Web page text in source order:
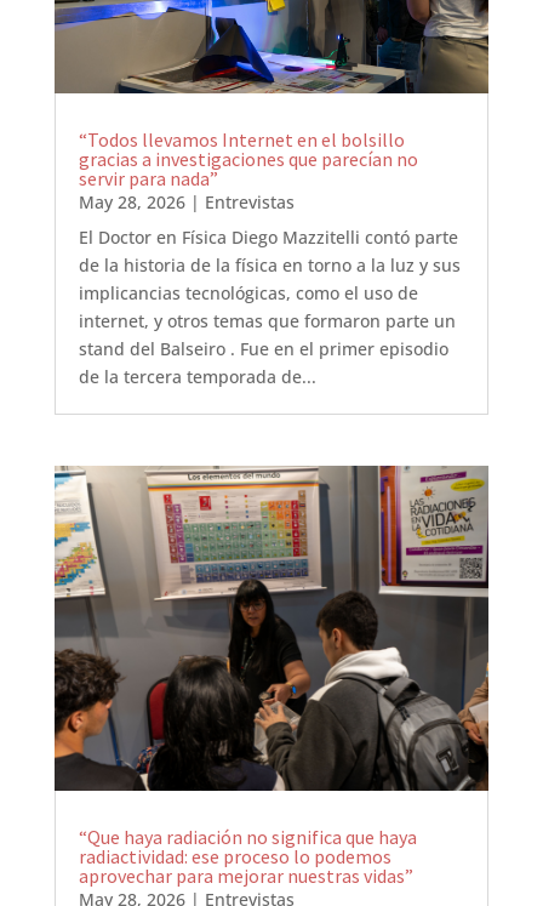
“Todos llevamos Internet en el bolsillo
gracias a investigaciones que parecían no
servir para nada”
May 28, 2026| Entrevistas
El Doctor en Física Diego Mazzitelli contó parte
de la historia de la física en torno a la luz y sus
implicancias tecnológicas, como el uso de
internet, y otros temas que formaron parte un
stand del Balseiro . Fue en el primer episodio
de la tercera temporada de...
“Que haya radiación no significa que haya
radiactividad: ese proceso lo podemos
aprovechar para mejorar nuestras vidas”
May 28, 2026| Entrevistas